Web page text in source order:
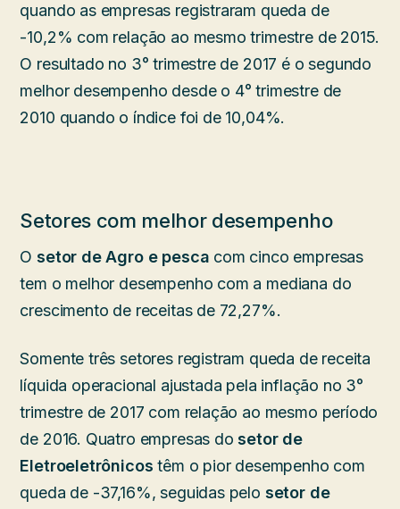
quando as empresas registraram queda de
-10,2% com relação ao mesmo trimestre de 2015.
O resultado no 3° trimestre de 2017 é o segundo
melhor desempenho desde o 4° trimestre de
2010 quando o índice foi de 10,04%.
Setores com melhor desempenho
Osetor de Agro e pesca com cinco empresas
tem o melhor desempenho com a mediana do
crescimento de receitas de 72,27%.
Somente três setores registram queda de receita
líquida operacional ajustada pela inflação no 3°
trimestre de 2017 com relação ao mesmo período
de 2016. Quatro empresas dosetor de
Eletroeletrônicos têm o pior desempenho com
queda de -37,16%, seguidas pelo setor de